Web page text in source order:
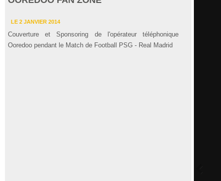
LE 2 JANVIER 2014
Couverture et Sponsoring de l'opérateur téléphonique
Ooredoo pendant le Match de Football PSG - Real Madrid